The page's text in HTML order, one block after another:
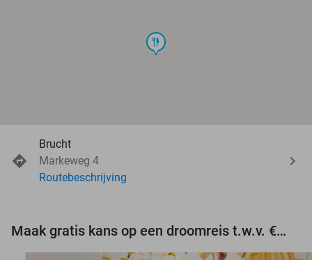
food
Brucht
Markeweg 4
Routebeschrijving
Maak gratis kans op een droomreis t.w.v. €3.000!